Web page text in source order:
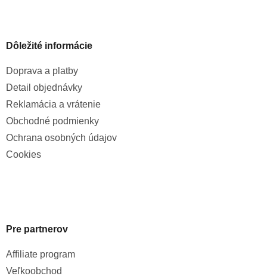
Dôležité informácie
Doprava a platby
Detail objednávky
Reklamácia a vrátenie
Obchodné podmienky
Ochrana osobných údajov
Cookies
Pre partnerov
Affiliate program
Veľkoobchod